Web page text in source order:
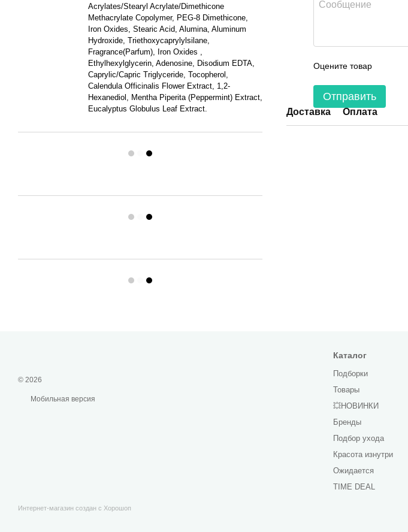
Acrylates/Stearyl Acrylate/Dimethicone
Methacrylate Copolymer, PEG-8 Dimethicone,
Iron Oxides, Stearic Acid, Alumina, Aluminum
Hydroxide, Triethoxycaprylylsilane,
Fragrance(Parfum), Iron Oxides ,
Ethylhexylglycerin, Adenosine, Disodium EDTA,
Caprylic/Capric Triglyceride, Tocopherol,
Calendula Officinalis Flower Extract, 1,2-
Hexanediol, Mentha Piperita (Peppermint) Extract,
Eucalyptus Globulus Leaf Extract.
Оцените товар
Отправить
Доставка Оплата
© 2026
Мобильная версия
Интернет-магазин создан с Хорошоп
Каталог
Подборки
Товары
💥НОВИНКИ
Бренды
Подбор ухода
Красота изнутри
Ожидается
TIME DEAL